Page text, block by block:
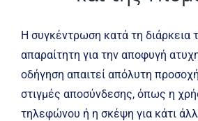
Η συγκέντρωση κατά τη διάρκεια
απαραίτητη για την αποφυγή
οδήγηση απαιτεί απόλυτη
στιγμές αποσύνδεσης, όπως η
τηλεφώνου ή η σκέψη για κάτι